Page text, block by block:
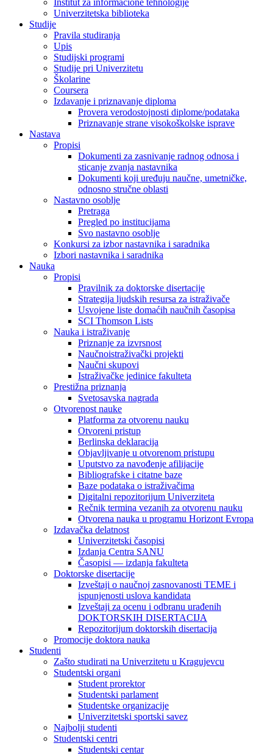
Univerzitetska biblioteka
Studije
Pravila studiranja
Upis
Studijski programi
Studije pri Univerzitetu
Školarine
Coursera
Izdavanje i priznavanje diploma
Provera verodostojnosti diplome/podataka
Priznavanje strane visokoškolske isprave
Nastava
Propisi
Dokumenti za zasnivanje radnog odnosa i
sticanje zvanja nastavnika
Dokumenti koji uređuju naučne, umetničke,
odnosno stručne oblasti
Nastavno osoblje
Pretraga
Pregled po institucijama
Svo nastavno osoblje
Konkursi za izbor nastavnika i saradnika
Izbori nastavnika i saradnika
Nauka
Propisi
Pravilnik za doktorske disertacije
Strategija ljudskih resursa za istraživače
Usvojene liste domaćih naučnih časopisa
SCI Thomson Lists
Nauka i istraživanje
Priznanje za izvrsnost
Naučnoistraživački projekti
Naučni skupovi
Istraživačke jedinice fakulteta
Prestižna priznanja
Svetosavska nagrada
Otvorenost nauke
Platforma za otvorenu nauku
Otvoreni pristup
Berlinska deklaracija
Objavljivanje u otvorenom pristupu
Uputstvo za navođenje afilijacije
Bibliografske i citatne baze
Baze podataka o istraživačima
Digitalni repozitorijum Univerziteta
Rečnik termina vezanih za otvorenu nauku
Otvorena nauka u programu Horizont Evropa
Izdavačka delatnost
Univerzitetski časopisi
Izdanja Centra SANU
Časopisi — izdanja fakulteta
Doktorske disertacije
Izveštaji o naučnoj zasnovanosti TEME i
ispunjenosti uslova kandidata
Izveštaji za ocenu i odbranu urađenih
DOKTORSKIH DISERTACIJA
Repozitorijum doktorskih disertacija
Promocije doktora nauka
Studenti
Zašto studirati na Univerzitetu u Kragujevcu
Studentski organi
Student prorektor
Studentski parlament
Studentske organizacije
Univerzitetski sportski savez
Najbolji studenti
Studentski centri
Studentski centar